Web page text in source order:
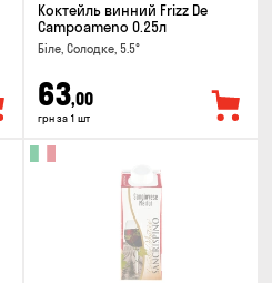
Коктейль винний Frizz De
Campoameno 0.25л
Біле, Солодке, 5.5°
63,00
грн за 1 шт